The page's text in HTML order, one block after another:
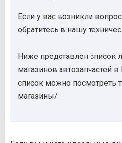
Если у вас возникли
обратитесь в нашу
Ниже представлен список
магазинов автозапчастей
список можно посмотреть
магазины/